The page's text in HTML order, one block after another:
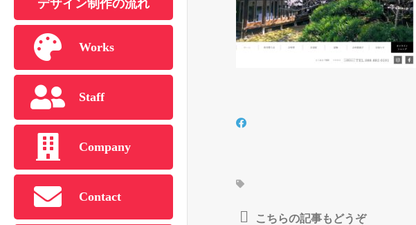
デザイン制作の流れ
Works
Staff
Company
Contact
こちらの記事もどうぞ